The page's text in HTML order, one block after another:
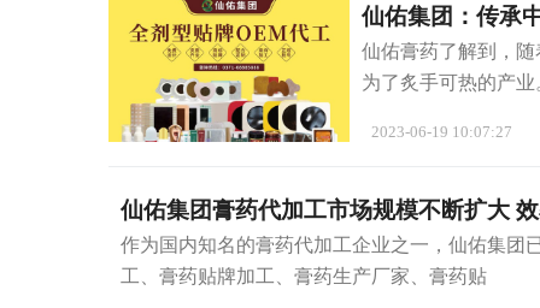
仙佑集团：传承
仙佑膏药了解到，
为了炙手可热的产
2023-06-19 10:07:27
仙佑集团膏药代加工市场规模不断扩大
作为国内知名的膏药代加工企业之一，仙佑集团
工、膏药贴牌加工、膏药生产厂家、膏药贴